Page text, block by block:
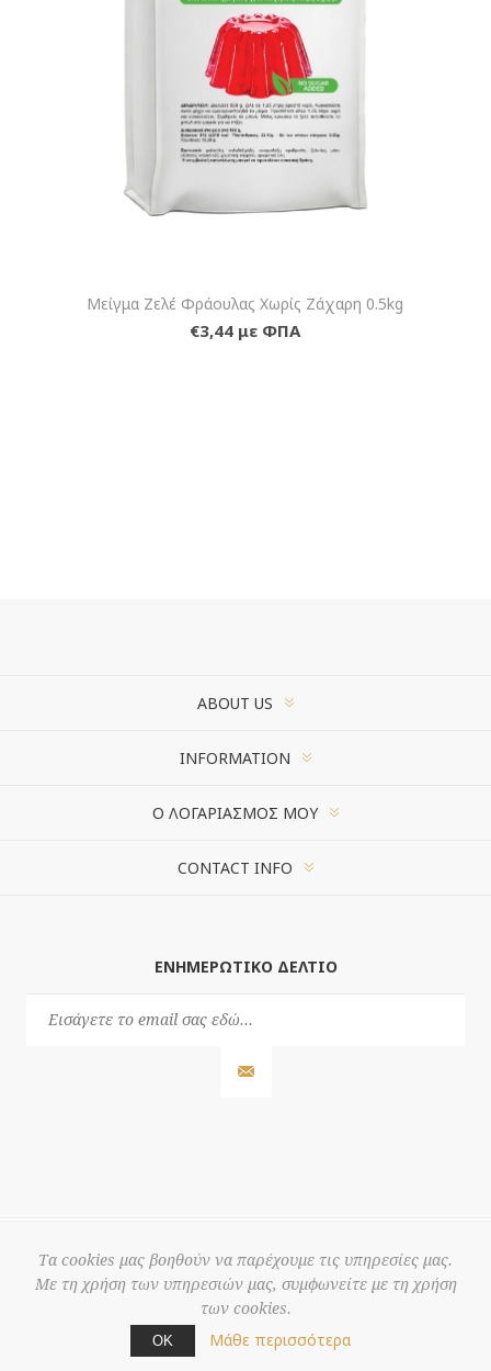
Μείγμα Ζελέ Φράουλας Χωρίς Ζάχαρη 0.5kg
€3,44 με ΦΠΑ
ABOUT US
INFORMATION
Ο ΛΟΓΑΡΙΑΣΜΌΣ ΜΟΥ
CONTACT INFO
ΕΝΗΜΕΡΩΤΙΚΌ ΔΕΛΤΊΟ
© 2026 3S
Powered by
Τα cookies μας βοηθούν να παρέχουμε τις υπηρεσίες μας.
Με τη χρήση των υπηρεσιών μας, συμφωνείτε με τη χρήση
των cookies.
ΟΚ Μάθε περισσότερα